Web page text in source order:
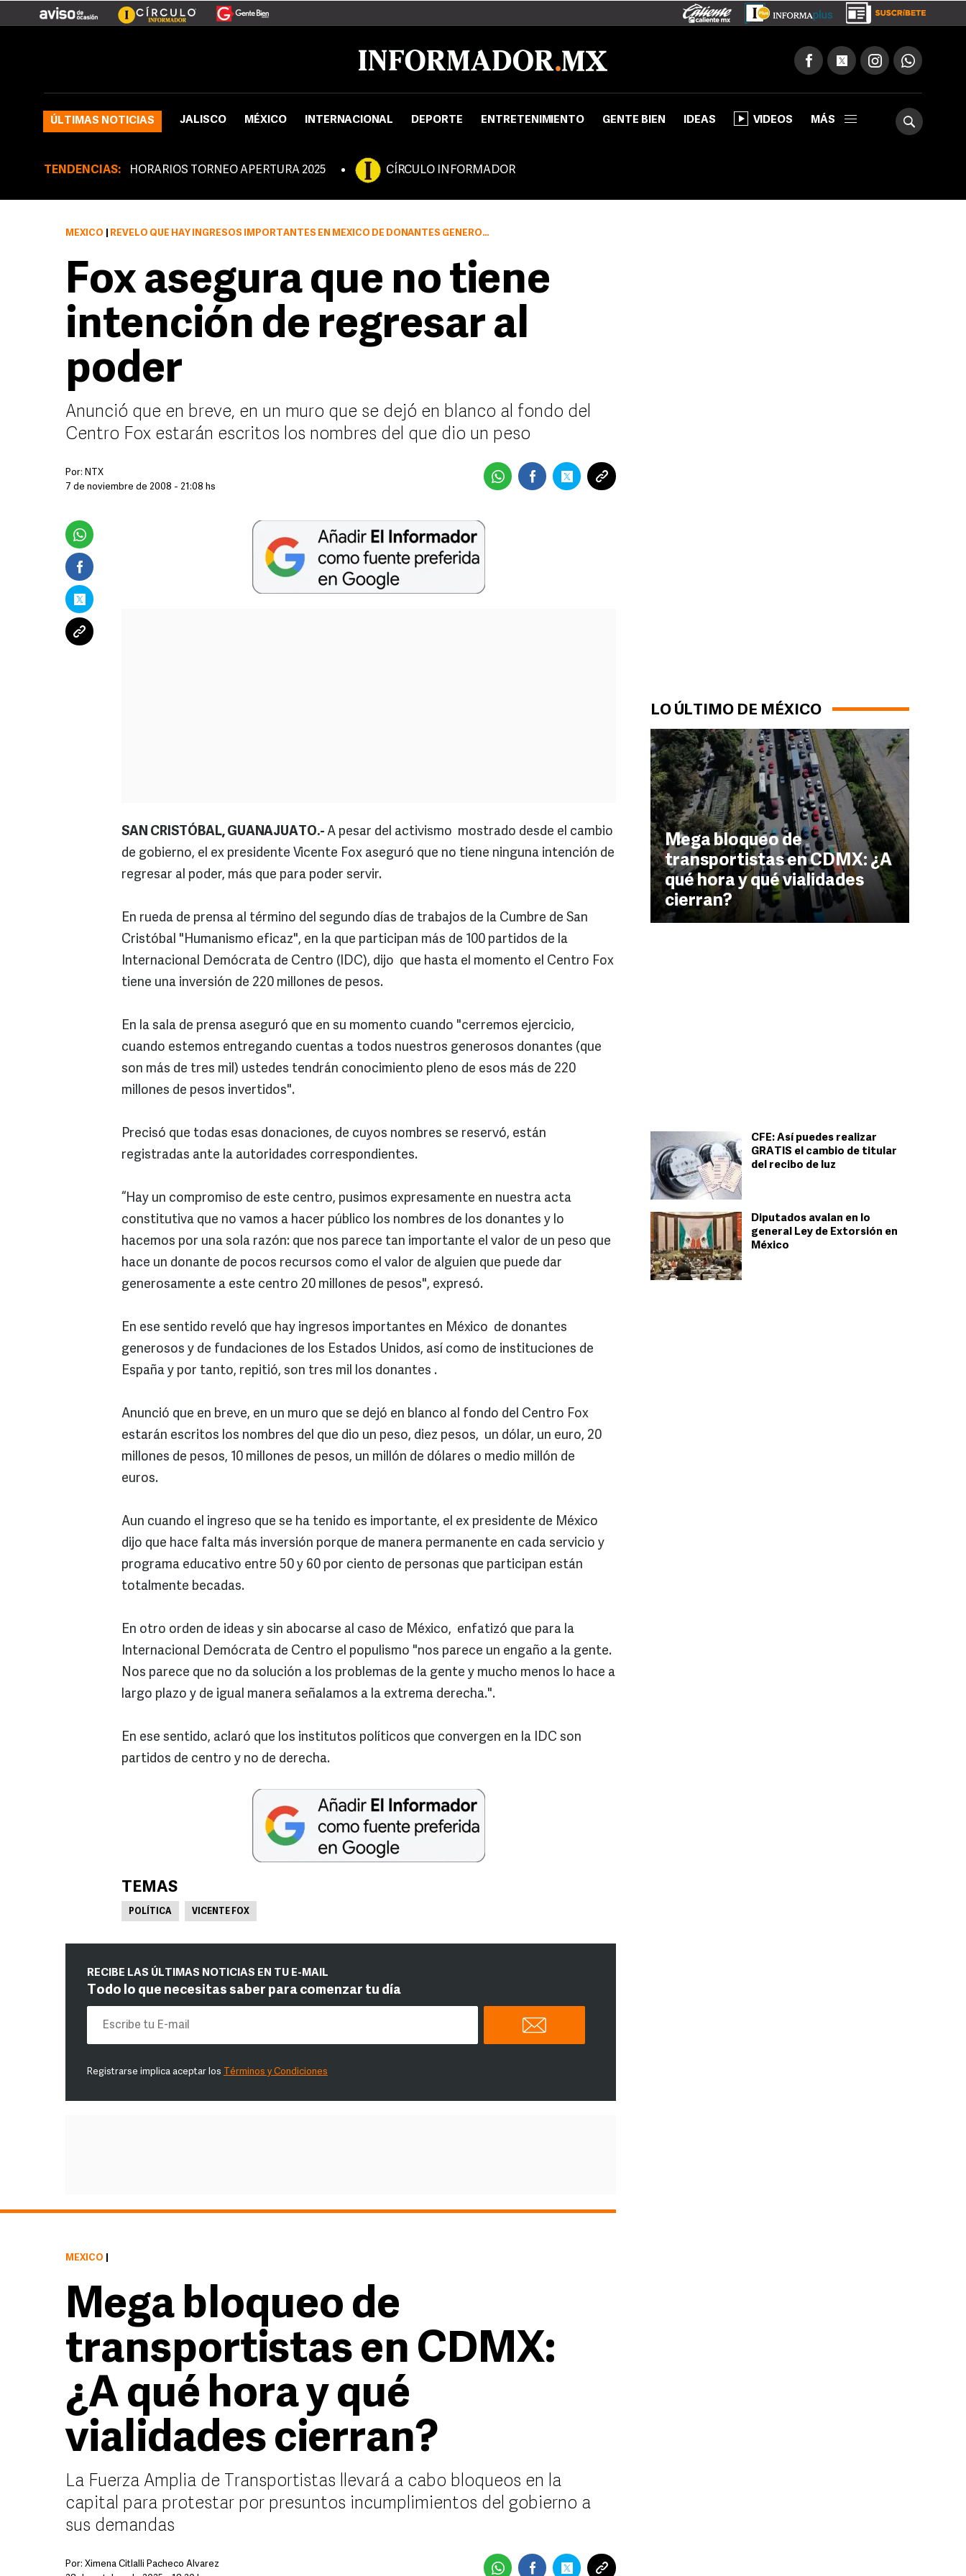
ÚLTIMAS NOTICIAS JALISCO MÉXICO INTERNACIONAL DEPORTE ENTRETENIMIENTO GENTE BIEN IDEAS VIDEOS MÁS
TENDENCIAS: HORARIOS TORNEO APERTURA 2025 CÍRCULO INFORMADOR
LO ÚLTIMO DE MÉXICO
Mega bloqueo de
transportistas en CDMX: ¿A
qué hora y qué vialidades
cierran?
CFE: Así puedes realizar
GRATIS el cambio de titular
del recibo de luz
Diputados avalan en lo
general Ley de Extorsión en
México
MÉXICO REVELÓ QUE HAY INGRESOS IMPORTANTES EN MÉXICO DE DONANTES GENEROSOS
Fox asegura que no tiene
intención de regresar al
poder
Anunció que en breve, en un muro que se dejó en blanco al fondo del
Centro Fox estarán escritos los nombres del que dio un peso
Por: NTX
7 de noviembre de 2008 - 21:08 hs
SAN CRISTÓBAL, GUANAJUATO.- A pesar del activismo mostrado desde el cambio
de gobierno, el ex presidente Vicente Fox aseguró que no tiene ninguna intención de
regresar al poder, más que para poder servir.
En rueda de prensa al término del segundo días de trabajos de la Cumbre de San
Cristóbal "Humanismo eficaz", en la que participan más de 100 partidos de la
Internacional Demócrata de Centro (IDC), dijo que hasta el momento el Centro Fox
tiene una inversión de 220 millones de pesos.
En la sala de prensa aseguró que en su momento cuando "cerremos ejercicio,
cuando estemos entregando cuentas a todos nuestros generosos donantes (que
son más de tres mil) ustedes tendrán conocimiento pleno de esos más de 220
millones de pesos invertidos".
Precisó que todas esas donaciones, de cuyos nombres se reservó, están
registradas ante la autoridades correspondientes.
“Hay un compromiso de este centro, pusimos expresamente en nuestra acta
constitutiva que no vamos a hacer público los nombres de los donantes y lo
hacemos por una sola razón: que nos parece tan importante el valor de un peso que
hace un donante de pocos recursos como el valor de alguien que puede dar
generosamente a este centro 20 millones de pesos", expresó.
En ese sentido reveló que hay ingresos importantes en México de donantes
generosos y de fundaciones de los Estados Unidos, así como de instituciones de
España y por tanto, repitió, son tres mil los donantes .
Anunció que en breve, en un muro que se dejó en blanco al fondo del Centro Fox
estarán escritos los nombres del que dio un peso, diez pesos, un dólar, un euro, 20
millones de pesos, 10 millones de pesos, un millón de dólares o medio millón de
euros.
Aun cuando el ingreso que se ha tenido es importante, el ex presidente de México
dijo que hace falta más inversión porque de manera permanente en cada servicio y
programa educativo entre 50 y 60 por ciento de personas que participan están
totalmente becadas.
En otro orden de ideas y sin abocarse al caso de México, enfatizó que para la
Internacional Demócrata de Centro el populismo "nos parece un engaño a la gente.
Nos parece que no da solución a los problemas de la gente y mucho menos lo hace a
largo plazo y de igual manera señalamos a la extrema derecha.".
En ese sentido, aclaró que los institutos políticos que convergen en la IDC son
partidos de centro y no de derecha.
TEMAS
POLÍTICA VICENTE FOX
RECIBE LAS ÚLTIMAS NOTICIAS EN TU E-MAIL
Todo lo que necesitas saber para comenzar tu día
Registrarse implica aceptar los Términos y Condiciones
MÉXICO
Mega bloqueo de
transportistas en CDMX:
¿A qué hora y qué
vialidades cierran?
La Fuerza Amplia de Transportistas llevará a cabo bloqueos en la
capital para protestar por presuntos incumplimientos del gobierno a
sus demandas
Por: Ximena Citlalli Pacheco Álvarez